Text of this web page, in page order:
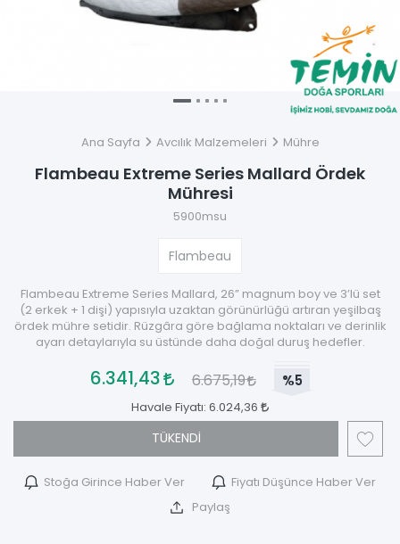
Ana Sayfa Avcılık Malzemeleri Mühre
Flambeau Extreme Series Mallard Ördek
Mühresi
5900msu
Flambeau
Flambeau Extreme Series Mallard, 26” magnum boy ve 3’lü set
(2 erkek + 1 dişi) yapısıyla uzaktan görünürlüğü artıran yeşilbaş
ördek mühre setidir. Rüzgâra göre bağlama noktaları ve derinlik
ayarı detaylarıyla su üstünde daha doğal duruş hedefler.
6.341,43 6.675,19 %5
Havale Fiyatı: 6.024,36
TÜKENDİ
Stoğa Girince Haber Ver Fiyatı Düşünce Haber Ver
Paylaş